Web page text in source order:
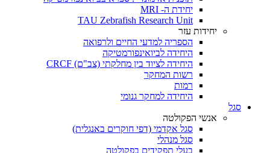
יחידת ה- MRI
TAU Zebrafish Research Unit
יחידות עזר
הספריה למדעי החיים ולרפואה
היחידה לביואינפורמטיקה
היחידה לציוד בין מחלקתי (צב"ם) CRCF
רשות המחקר
רמות
היחידה למחקר גנומי
סגל
אנשי הפקולטה
סגל אקדמי (דפי חוקרים באנגלית)
סגל מנהלי
בעלי תפקידים בפקולטה